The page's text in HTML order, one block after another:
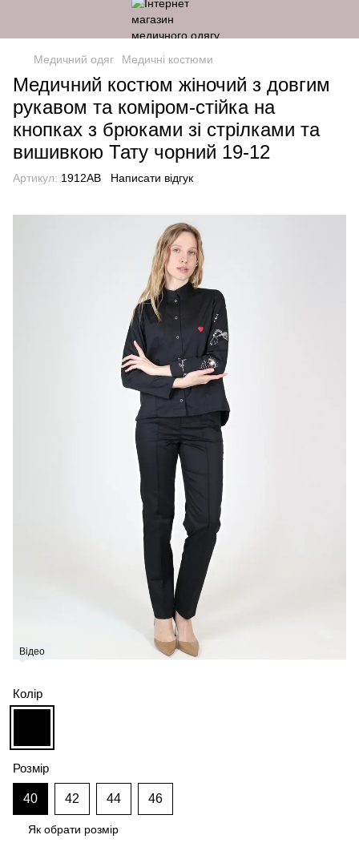
Медичний одяг Медичні костюми
Медичний костюм жіночий з довгим
рукавом та коміром-стійка на
кнопках з брюками зі стрілками та
вишивкою Тату чорний 19-12
Артикул: 1912AB Написати відгук
Відео
Колір
Розмір
40 42 44 46
Як обрати розмір